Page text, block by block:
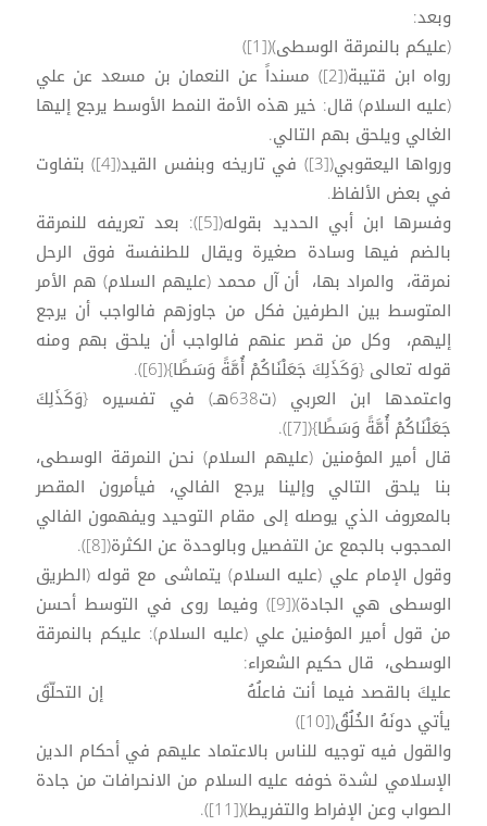
وبعد:
(عليكم بالنمرقة الوسطى)([1])
رواه ابن قتيبة([2]) مسنداً عن النعمان بن مسعد عن علي
(عليه السلام) قال: خير هذه الأمة النمط الأوسط يرجع إليها
الغالي ويلحق بهم التالي.
ورواها اليعقوبي([3]) في تاريخه وبنفس القيد([4]) بتفاوت
في بعض الألفاظ.
وفسرها ابن أبي الحديد بقوله([5]): بعد تعريفه للنمرقة
بالضم فيها وسادة صغيرة ويقال للطنفسة فوق الرحل
نمرقة، والمراد بها، أن آل محمد (عليهم السلام) هم الأمر
المتوسط بين الطرفين فكل من جاوزهم فالواجب أن يرجع
إليهم، وكل من قصر عنهم فالواجب أن يلحق بهم ومنه
قوله تعالى {وَكَذَلِكَ جَعَلْنَاكُمْ أُمَّةً وَسَطًا}([6]).
واعتمدها ابن العربي (ت638هـ) في تفسيره {وَكَذَلِكَ
جَعَلْنَاكُمْ أُمَّةً وَسَطًا}([7]).
قال أمير المؤمنين (عليهم السلام) نحن النمرقة الوسطى،
بنا يلحق التالي وإلينا يرجع الفالي، فيأمرون المقصر
بالمعروف الذي يوصله إلى مقام التوحيد ويفهمون الفالي
المحجوب بالجمع عن التفصيل وبالوحدة عن الكثرة([8]).
وقول الإمام علي (عليه السلام) يتماشى مع قوله (الطريق
الوسطى هي الجادة)([9]) وفيما روى في التوسط أحسن
من قول أمير المؤمنين علي (عليه السلام): عليكم بالنمرقة
الوسطى، قال حكيم الشعراء:
عليكَ بالقصد فيما أنت فاعلُهُ إن التحلّقَ
يأتي دونَهُ الخُلُقُ([10])
والقول فيه توجيه للناس بالاعتماد عليهم في أحكام الدين
الإسلامي لشدة خوفه عليه السلام من الانحرافات من جادة
الصواب وعن الإفراط والتفريط)([11]).